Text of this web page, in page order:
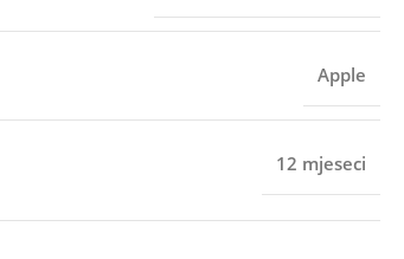
Apple
12 mjeseci